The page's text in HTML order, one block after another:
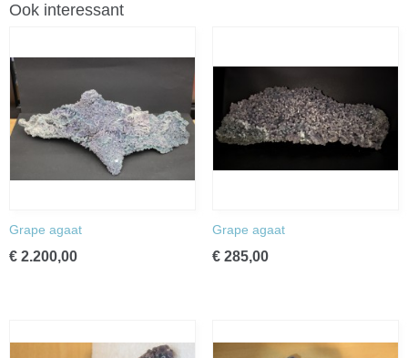
Ook interessant
Grape agaat
€ 2.200,00
Grape agaat
€ 285,00